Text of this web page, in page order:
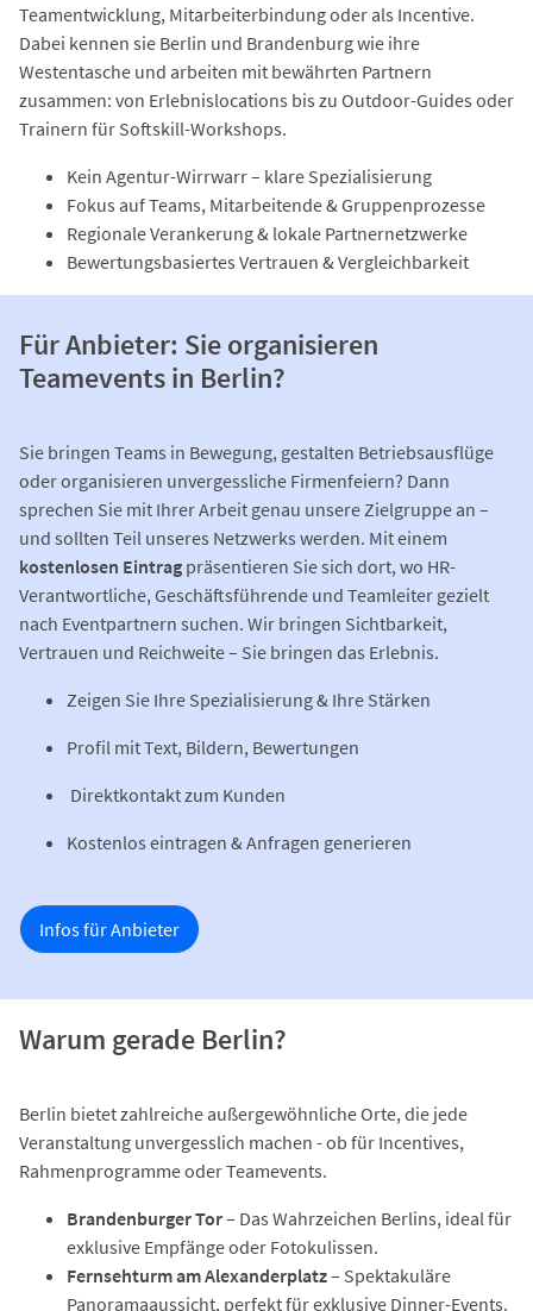
Teamentwicklung, Mitarbeiterbindung oder als Incentive.
Dabei kennen sie Berlin und Brandenburg wie ihre
Westentasche und arbeiten mit bewährten Partnern
zusammen: von Erlebnislocations bis zu Outdoor-Guides oder
Trainern für Softskill-Workshops.
Kein Agentur-Wirrwarr – klare Spezialisierung
Fokus auf Teams, Mitarbeitende & Gruppenprozesse
Regionale Verankerung & lokale Partnernetzwerke
Bewertungsbasiertes Vertrauen & Vergleichbarkeit
Für Anbieter: Sie organisieren
Teamevents in Berlin?
Sie bringen Teams in Bewegung, gestalten Betriebsausflüge
oder organisieren unvergessliche Firmenfeiern? Dann
sprechen Sie mit Ihrer Arbeit genau unsere Zielgruppe an –
und sollten Teil unseres Netzwerks werden. Mit einem
kostenlosen Eintrag präsentieren Sie sich dort, wo HR-
Verantwortliche, Geschäftsführende und Teamleiter gezielt
nach Eventpartnern suchen. Wir bringen Sichtbarkeit,
Vertrauen und Reichweite – Sie bringen das Erlebnis.
Zeigen Sie Ihre Spezialisierung & Ihre Stärken
Profil mit Text, Bildern, Bewertungen
Direktkontakt zum Kunden
Kostenlos eintragen & Anfragen generieren
Infos für Anbieter
Warum gerade Berlin?
Berlin bietet zahlreiche außergewöhnliche Orte, die jede
Veranstaltung unvergesslich machen - ob für Incentives,
Rahmenprogramme oder Teamevents.
Brandenburger Tor– Das Wahrzeichen Berlins, ideal für
exklusive Empfänge oder Fotokulissen.
Fernsehturm am Alexanderplatz– Spektakuläre
Panoramaaussicht, perfekt für exklusive Dinner-Events.